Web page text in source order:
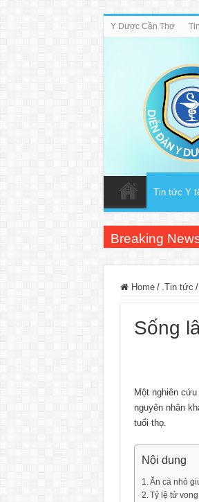
Y Dược Cần Thơ
Tin tức Y
Breaking
Home / .Tin tức /
Sống
Một nghiên
nguyên nhân
tuổi thọ.
Nội dung
Ăn cá nhỏ
Tỷ lệ tử